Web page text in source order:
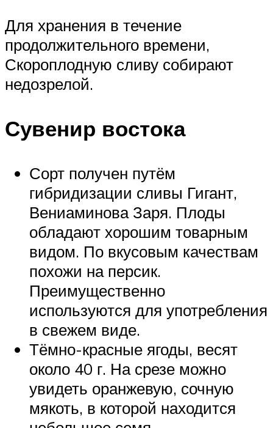
Для хранения в течение
продолжительного времени,
Скороплодную сливу собирают
недозрелой.
Сувенир востока
Сорт получен путём
гибридизации сливы Гигант,
Вениаминова Заря. Плоды
обладают хорошим товарным
видом. По вкусовым качествам
похожи на персик.
Преимущественно
используются для употребления
в свежем виде.
Тёмно-красные ягоды, весят
около 40 г. На срезе можно
увидеть оранжевую, сочную
мякоть, в которой находится